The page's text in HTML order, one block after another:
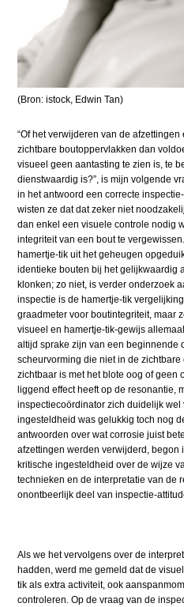
(Bron: istock, Edwin Tan)
“Of het verwijderen van de
zichtbare boutoppervlakken dan
visueel geen aantasting te zien is, te
dienstwaardig is?”, is mijn volgende
in het antwoord een correcte
wisten ze dat dat zeker niet
dan enkel een visuele controle nodig
integriteit van een bout te
hamertje-tik uit het geheugen
identieke bouten bij het gelijkwaardig
klonken; zo niet, is verder onderzoek
inspectie is de hamertje-tik
graadmeter voor boutintegriteit, maar
visueel en hamertje-tik-gewijs
altijd sprake zijn van een beginnende
scheurvorming die niet in de
zichtbaar is met het blote oog of geen
liggend effect heeft op de resonantie,
inspectiecoördinator zich duidelijk wel
ingesteldheid was gelukkig toch nog
antwoorden over wat corrosie juist
afzettingen werden verwijderd, begon
kritische ingesteldheid over de wijze
technieken en de interpretatie van de
onontbeerlijk deel van inspectie-
Als we het vervolgens over de
hadden, werd me gemeld dat de
tik als extra activiteit, ook
controleren. Op de vraag van de